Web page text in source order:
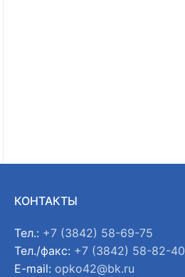
КОНТАКТЫ
Тел.: +7 (3842) 58-69-75
Тел./факс: +7 (3842) 58-82-40
E-mail: opko42@bk.ru